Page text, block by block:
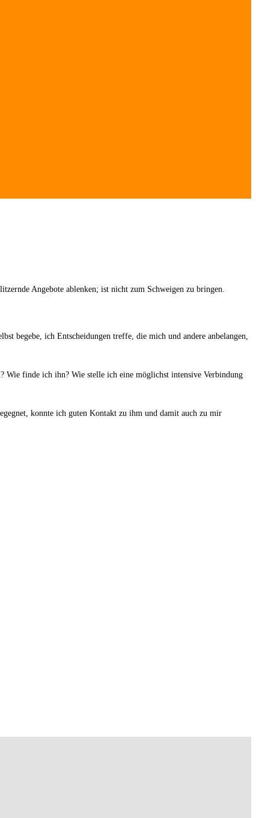
Angebote ablenken; ist nicht zum Schweigen zu bringen.
begebe, ich Entscheidungen treffe, die mich und andere anbelangen,
Wie finde ich ihn? Wie stelle ich eine möglichst intensive Verbindung
konnte ich guten Kontakt zu ihm und damit auch zu mir